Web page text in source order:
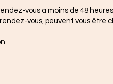
vous à moins de 48
vous, peuvent vous être